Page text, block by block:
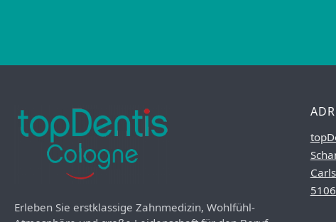
Erleben Sie erstklassige Zahnmedizin, Wohlfühl-